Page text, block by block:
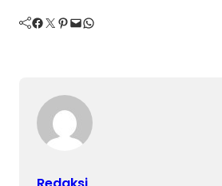
Facebook Twitter Pinterest Mail WhatsApp